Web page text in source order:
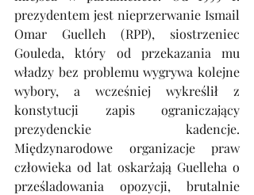
prezydentem jest nieprzerwanie Ismail
Omar Guelleh (RPP), siostrzeniec
Gouleda, który od przekazania mu
władzy bez problemu wygrywa kolejne
wybory, a wcześniej wykreślił z
konstytucji zapis ograniczający
prezydenckie kadencje.
Międzynarodowe organizacje praw
człowieka od lat oskarżają Guelleha o
prześladowania opozycji, brutalnie